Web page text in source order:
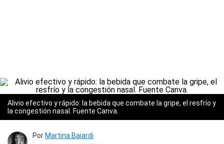
Alivio efectivo y rápido: la bebida que combate la gripe, el resfrío y
la congestión nasal. Fuente Canva.
Por Martina Baiardi